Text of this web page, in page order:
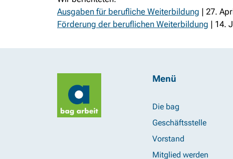
Ausgaben für berufliche Weiterbildung | 27.
Förderung der beruflichen Weiterbildung | 14.
Menü
Die bag
Geschäftsstelle
Vorstand
Mitglied werden